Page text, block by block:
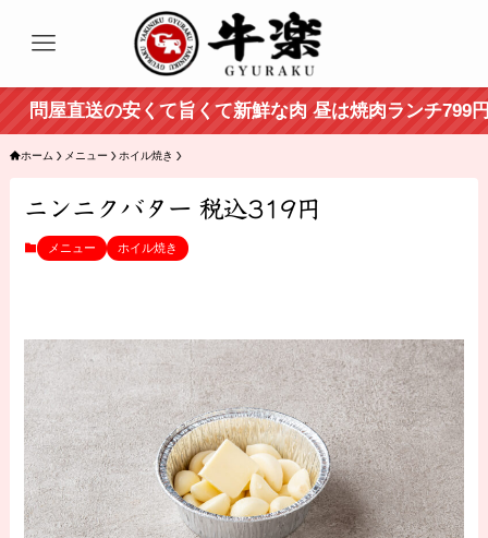
問屋直送の安くて旨くて新鮮な肉 昼は焼肉ランチ799円
ホーム メニュー ホイル焼き
ニンニクバター 税込319円
メニュー ホイル焼き